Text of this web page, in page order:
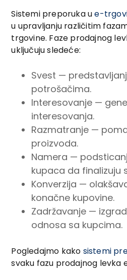
Sistemi preporuka ue-
u upravljanju različitim
trgovine. Faze prodajnog
uključuju sledeće:
Svest —
potrošačima.
Interesovanje —
interesovanja.
Razmatranje —
proizvoda.
Namera —
kupaca da finalizuju
Konverzija —
konačne kupovine.
Zadržavanje —
odnosa sa kupcima.
Pogledajmo kako sistemi
svaku fazu prodajnog levka